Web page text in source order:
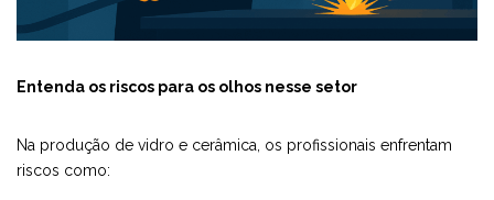
Entenda os riscos para os olhos nesse setor
Na produção de vidro e cerâmica, os profissionais enfrentam
riscos como: